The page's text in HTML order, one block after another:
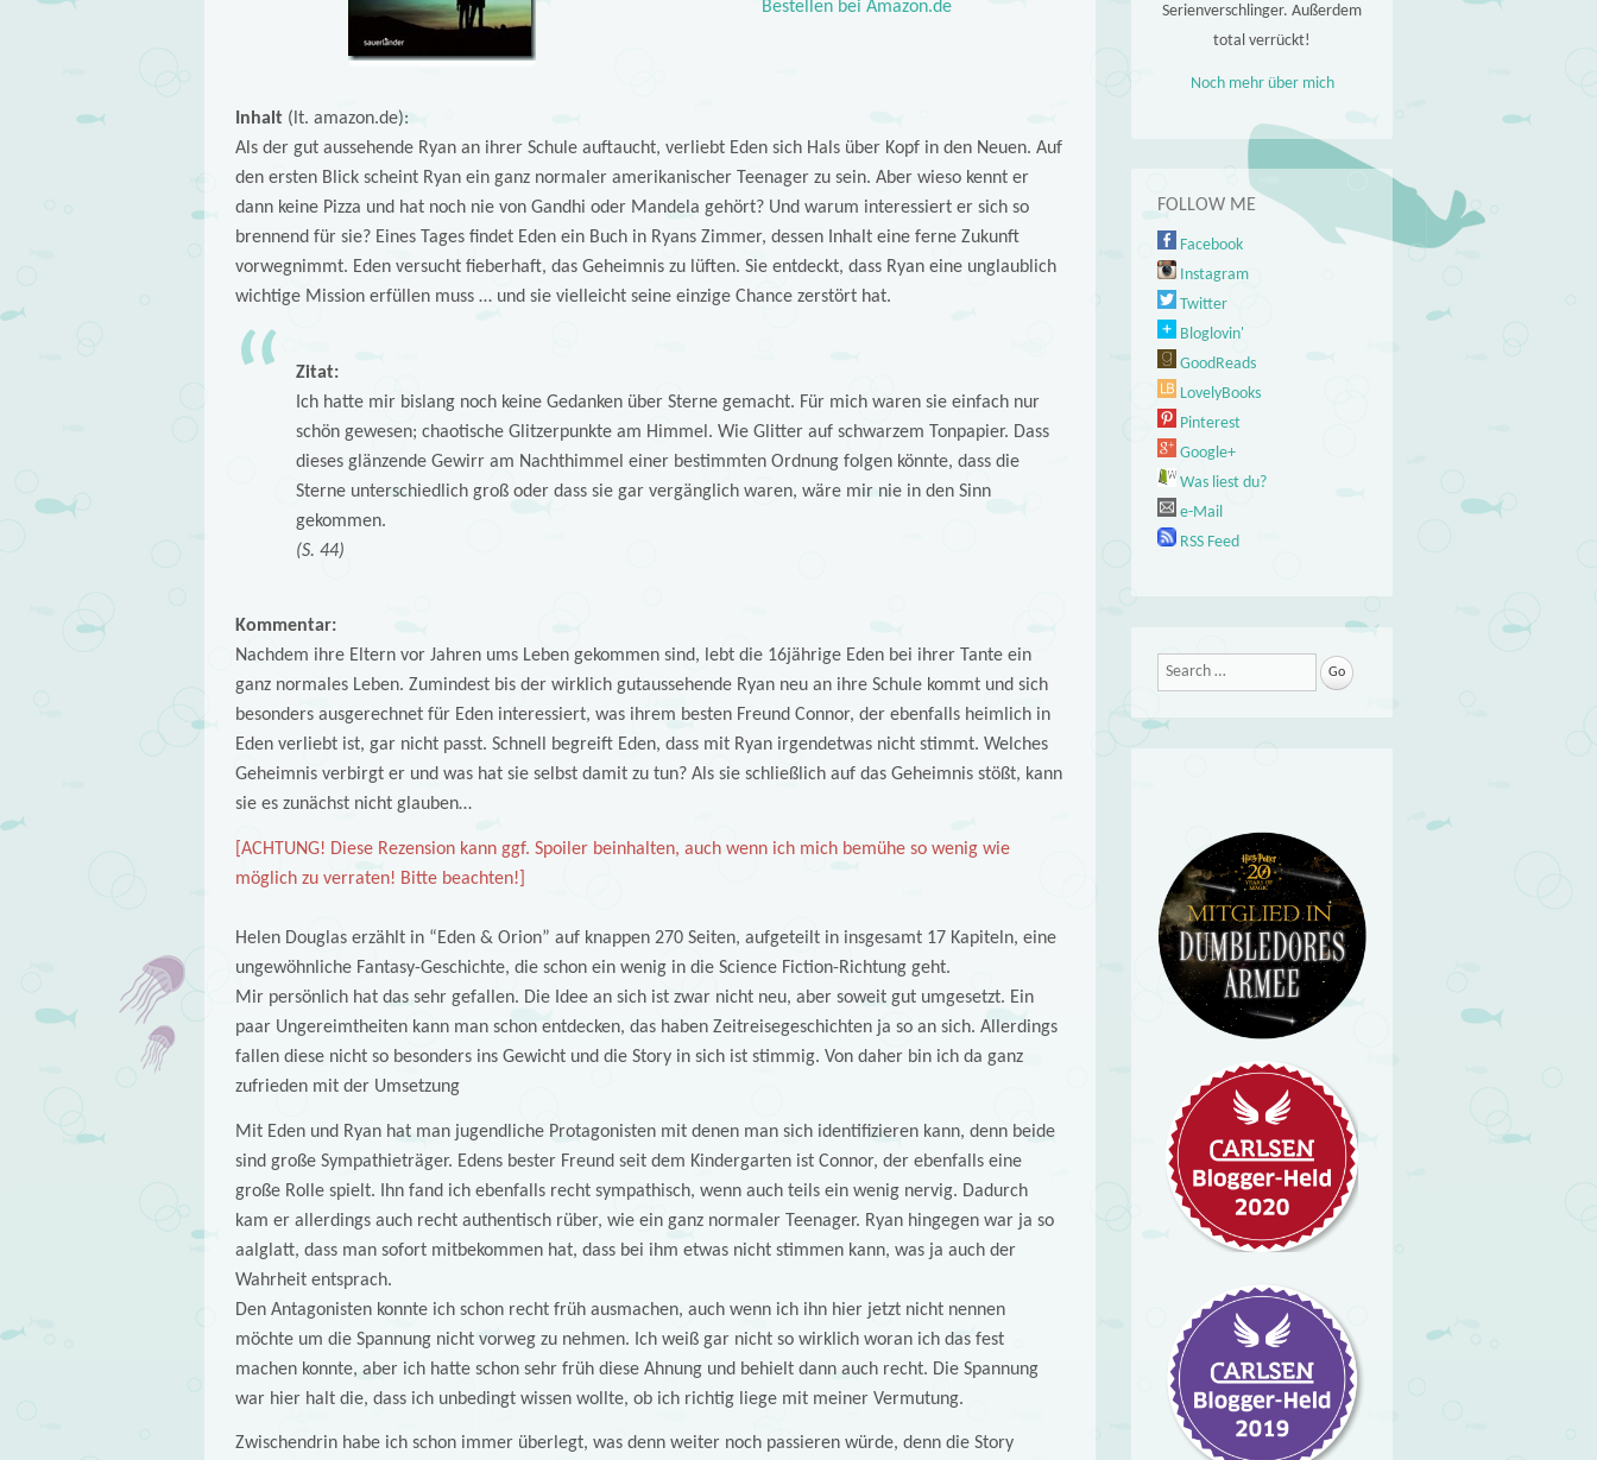
Bestellen bei Amazon.de
Inhalt (lt. amazon.de):
Als der gut aussehende Ryan an ihrer Schule auftaucht, verliebt Eden sich Hals über Kopf in den Neuen. Auf
den ersten Blick scheint Ryan ein ganz normaler amerikanischer Teenager zu sein. Aber wieso kennt er
dann keine Pizza und hat noch nie von Gandhi oder Mandela gehört? Und warum interessiert er sich so
brennend für sie? Eines Tages findet Eden ein Buch in Ryans Zimmer, dessen Inhalt eine ferne Zukunft
vorwegnimmt. Eden versucht fieberhaft, das Geheimnis zu lüften. Sie entdeckt, dass Ryan eine unglaublich
wichtige Mission erfüllen muss … und sie vielleicht seine einzige Chance zerstört hat.
Zitat:
Ich hatte mir bislang noch keine Gedanken über Sterne gemacht. Für mich waren sie einfach nur
schön gewesen; chaotische Glitzerpunkte am Himmel. Wie Glitter auf schwarzem Tonpapier. Dass
dieses glänzende Gewirr am Nachthimmel einer bestimmten Ordnung folgen könnte, dass die
Sterne unterschiedlich groß oder dass sie gar vergänglich waren, wäre mir nie in den Sinn
gekommen.
(S. 44)
Kommentar:
Nachdem ihre Eltern vor Jahren ums Leben gekommen sind, lebt die 16jährige Eden bei ihrer Tante ein
ganz normales Leben. Zumindest bis der wirklich gutaussehende Ryan neu an ihre Schule kommt und sich
besonders ausgerechnet für Eden interessiert, was ihrem besten Freund Connor, der ebenfalls heimlich in
Eden verliebt ist, gar nicht passt. Schnell begreift Eden, dass mit Ryan irgendetwas nicht stimmt. Welches
Geheimnis verbirgt er und was hat sie selbst damit zu tun? Als sie schließlich auf das Geheimnis stößt, kann
sie es zunächst nicht glauben…
[ACHTUNG! Diese Rezension kann ggf. Spoiler beinhalten, auch wenn ich mich bemühe so wenig wie
möglich zu verraten! Bitte beachten!]
Helen Douglas erzählt in “Eden & Orion” auf knappen 270 Seiten, aufgeteilt in insgesamt 17 Kapiteln, eine
ungewöhnliche Fantasy-Geschichte, die schon ein wenig in die Science Fiction-Richtung geht.
Mir persönlich hat das sehr gefallen. Die Idee an sich ist zwar nicht neu, aber soweit gut umgesetzt. Ein
paar Ungereimtheiten kann man schon entdecken, das haben Zeitreisegeschichten ja so an sich. Allerdings
fallen diese nicht so besonders ins Gewicht und die Story in sich ist stimmig. Von daher bin ich da ganz
zufrieden mit der Umsetzung
Mit Eden und Ryan hat man jugendliche Protagonisten mit denen man sich identifizieren kann, denn beide
sind große Sympathieträger. Edens bester Freund seit dem Kindergarten ist Connor, der ebenfalls eine
große Rolle spielt. Ihn fand ich ebenfalls recht sympathisch, wenn auch teils ein wenig nervig. Dadurch
kam er allerdings auch recht authentisch rüber, wie ein ganz normaler Teenager. Ryan hingegen war ja so
aalglatt, dass man sofort mitbekommen hat, dass bei ihm etwas nicht stimmen kann, was ja auch der
Wahrheit entsprach.
Den Antagonisten konnte ich schon recht früh ausmachen, auch wenn ich ihn hier jetzt nicht nennen
möchte um die Spannung nicht vorweg zu nehmen. Ich weiß gar nicht so wirklich woran ich das fest
machen konnte, aber ich hatte schon sehr früh diese Ahnung und behielt dann auch recht. Die Spannung
war hier halt die, dass ich unbedingt wissen wollte, ob ich richtig liege mit meiner Vermutung.
Zwischendrin habe ich schon immer überlegt, was denn weiter noch passieren würde, denn die Story
Serienverschlinger. Außerdem
total verrückt!
Noch mehr über mich
FOLLOW ME
Facebook
Instagram
Twitter
Bloglovin'
GoodReads
LovelyBooks
Pinterest
Google+
Was liest du?
e-Mail
RSS Feed
Search